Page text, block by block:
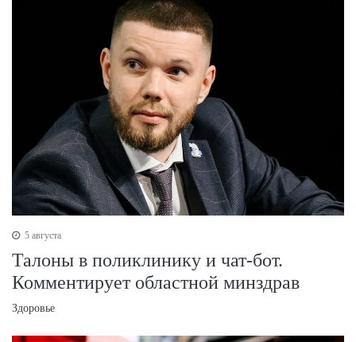
5 августа
Талоны в поликлинику и чат-бот.
Комментирует областной минздрав
Здоровье